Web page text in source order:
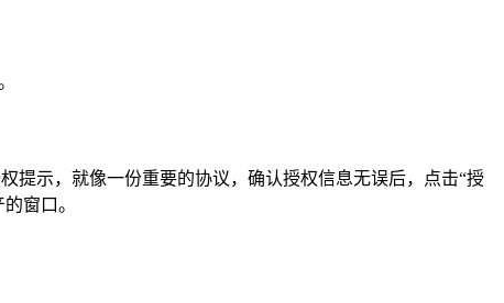
提示，就像一份重要的协议，确认授权信息无误后，点击“授
窗口。